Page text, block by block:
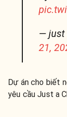
— just
21,
Dự án cho biết
yêu cầu Just a